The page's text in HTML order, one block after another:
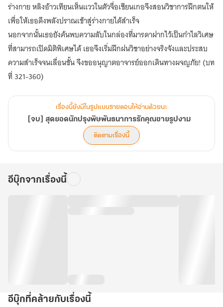
ร่างกาย หลิงอ้าวเทียนเห็นแววในตัวจื่อเชียนเกอจึงสอนวิชาการฝึกตนให้
เพื่อให้เธอดึงพลังปราณเข้าสู่ร่างกายได้สำเร็จ
นอกจากนั้นเธอยังค้นพบความลับในกล่องที่มารดาฝากไว้เป็นกำไลวิเศษ
ที่สามารถเปิดมิติพิเศษได้ เธอจึงเริ่มฝึกฝนวิชาอย่างจริงจังและประสบ
ความสำเร็จจนเลื่อนขั้น จึงขออนุญาตอาจารย์ออกเดินทางผจญภัย! (บท
ที่ 321-360)
เรื่องนี้ยังมีในรูปแบบรายตอนให้อ่านด้วยนะ
[จบ] สุดยอดนักปรุงพิษพันธนาการรักคุณชายรูปงาม
ติดตามเรื่องนี้
อีบุ๊กจากเรื่องนี้
อีบุ๊กที่คล้ายกับเรื่องนี้